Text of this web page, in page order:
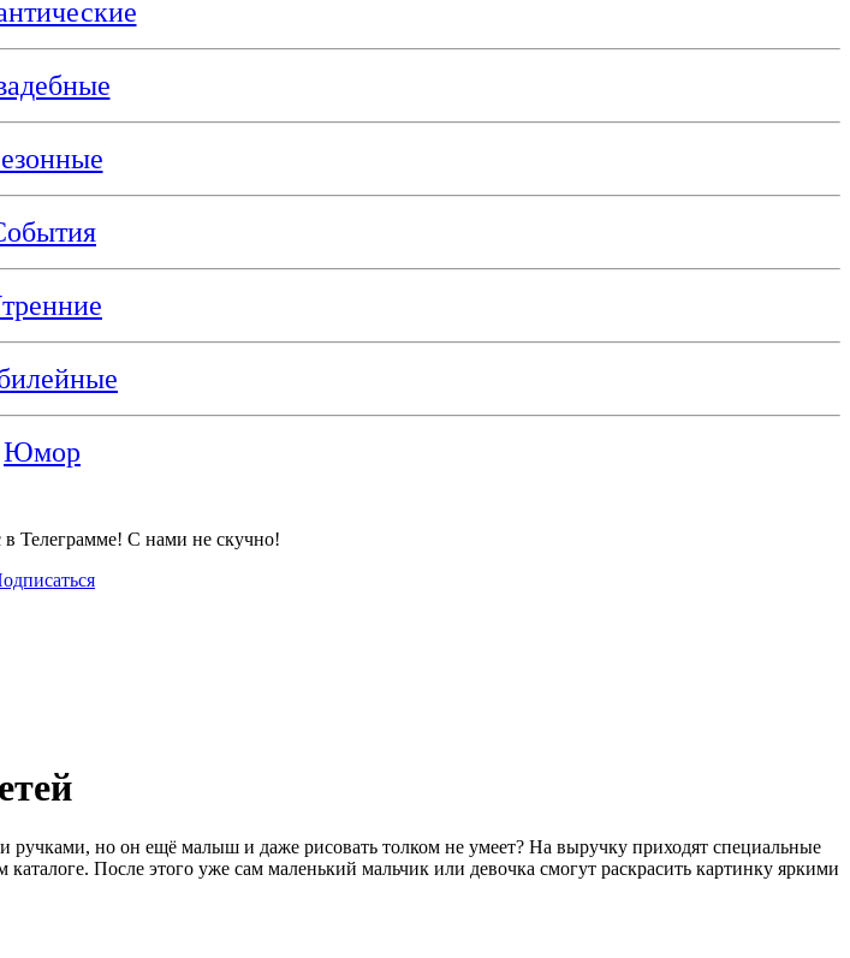
Юмор
Телеграмме! С нами не скучно!
ручками, но он ещё малыш и даже рисовать толком не умеет? На выручку приходят специальные
После этого уже сам маленький мальчик или девочка смогут раскрасить картинку яркими